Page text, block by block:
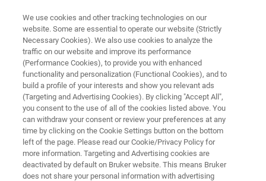
ナノメカニカル試験 ウェビナー
ナノインデンテーションWEBセ
ミナー2020 ①＜セラミック・
金属編＞
We use cookies and other tracking technologies on our
website. Some are essential to operate our website (Strictly
Necessary Cookies). We also use cookies to analyze the
traffic on our website and improve its performance
(Performance Cookies), to provide you with enhanced
functionality and personalization (Functional Cookies), and to
build a profile of your interests and show you relevant ads
(Targeting and Advertising Cookies). By clicking "Accept All",
you consent to the use of all of the cookies listed above. You
can withdraw your consent or review your preferences at any
time by clicking on the Cookie Settings button on the bottom
left of the page. Please read our Cookie/Privacy Policy for
more information. Targeting and Advertising cookies are
deactivated by default on Bruker website. This means Bruker
does not share your personal information with advertising